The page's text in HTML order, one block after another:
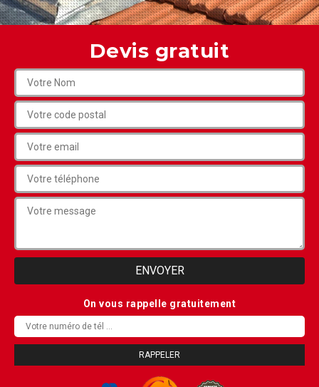
Devis gratuit
On vous rappelle gratuitement